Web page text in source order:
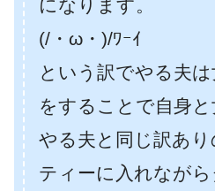
になります。
(/・ω・)/ﾜｰｲ
という訳でやる夫
をすることで自身と
やる夫と同じ訳あ
ティーに入れなが